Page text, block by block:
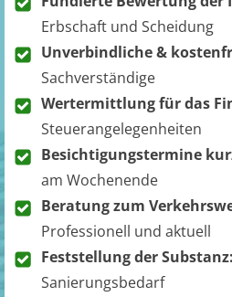
Erbschaft und Scheidung
Unverbindliche &
Sachverständige
Wertermittlung für das
Steuerangelegenheiten
Besichtigungstermine
am Wochenende
Beratung zum
Professionell und aktuell
Feststellung der Substanz:
Sanierungsbedarf